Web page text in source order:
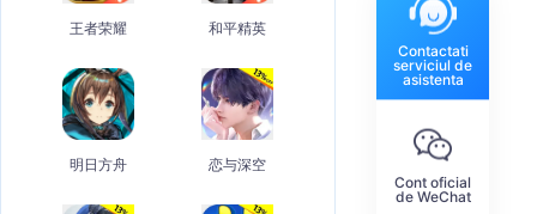
王者荣耀 和平精英
明日方舟 恋与深空
Contactati
serviciul de
asistenta
Cont oficial
de WeChat